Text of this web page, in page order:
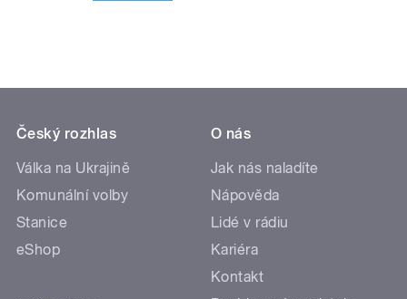
Český rozhlas
Válka na Ukrajině
Komunální volby
Stanice
eShop
O nás
Jak nás naladíte
Nápověda
Lidé v rádiu
Kariéra
Kontakt